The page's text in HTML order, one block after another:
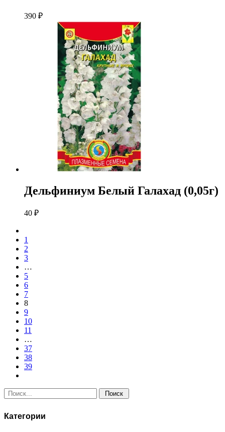
390 ₽
Дельфиниум Белый Галахад (0,05г)
40 ₽
1
2
3
…
5
6
7
8
9
10
11
…
37
38
39
Поиск:
Категории